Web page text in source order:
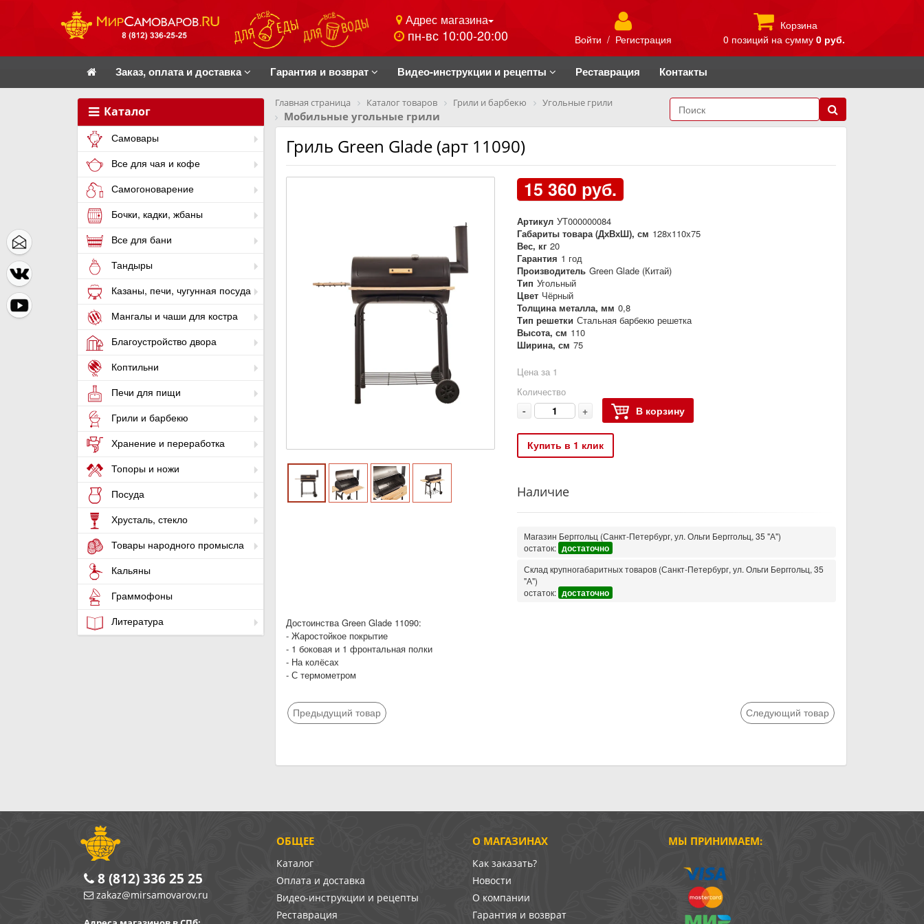
Адрес магазина
пн-вс 10:00-20:00 Войти / Регистрация
Корзина
0 позиций на сумму 0 руб.
Заказ, оплата и доставка Гарантия и возврат Видео-инструкции и рецепты Реставрация Контакты
Каталог
Самовары
Все для чая и кофе
Самогоноварение
Бочки, кадки, жбаны
Все для бани
Тандыры
Казаны, печи, чугунная посуда
Мангалы и чаши для костра
Благоустройство двора
Коптильни
Печи для пищи
Грили и барбекю
Хранение и переработка
Топоры и ножи
Посуда
Хрусталь, стекло
Товары народного промысла
Кальяны
Граммофоны
Литература
Главная страница Каталог товаров Грили и барбекю Угольные грили
Мобильные угольные грили
Гриль Green Glade (арт 11090)
15 360 руб.
Артикул УТ000000084
Габариты товара (ДхВхШ), см 128х110х75
Вес, кг 20
Гарантия 1 год
Производитель Green Glade (Китай)
Тип Угольный
Цвет Чёрный
Толщина металла, мм 0,8
Тип решетки Стальная барбекю решетка
Высота, см 110
Ширина, см 75
Цена за 1
Количество
- + В корзину
Купить в 1 клик
Наличие
Магазин Берггольц (Санкт-Петербург, ул. Ольги Берггольц, 35 "А")
остаток: достаточно
Склад крупногабаритных товаров (Санкт-Петербург, ул. Ольги Берггольц, 35
"А")
остаток: достаточно
Достоинства Green Glade 11090:
- Жаростойкое покрытие
- 1 боковая и 1 фронтальная полки
- На колёсах
- С термометром
Предыдущий товар Следующий товар
О МАГАЗИНАХ
Как заказать?
Новости
О компании
Гарантия и возврат
ОБЩЕЕ
Каталог
Оплата и доставка
Видео-инструкции и рецепты
Реставрация
МЫ ПРИНИМАЕМ:
8 (812) 336 25 25
zakaz@mirsamovarov.ru